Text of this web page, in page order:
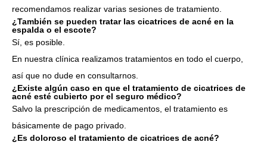
recomendamos realizar varias sesiones de tratamiento.
¿También se pueden tratar las cicatrices de acné en la
espalda o el escote?
Sí, es posible.
En nuestra clínica realizamos tratamientos en todo el cuerpo,
así que no dude en consultarnos.
¿Existe algún caso en que el tratamiento de cicatrices de
acné esté cubierto por el seguro médico?
Salvo la prescripción de medicamentos, el tratamiento es
básicamente de pago privado.
¿Es doloroso el tratamiento de cicatrices de acné?